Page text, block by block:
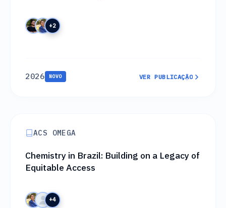
+2
2026 NOVO
VER PUBLICAÇÃO
ACS OMEGA
Chemistry in Brazil: Building on a Legacy of
Equitable Access
+4